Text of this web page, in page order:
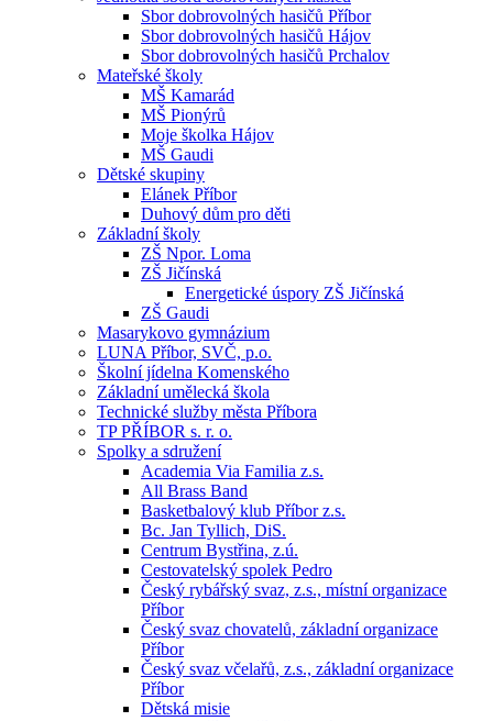
Sbor dobrovolných hasičů Příbor
Sbor dobrovolných hasičů Hájov
Sbor dobrovolných hasičů Prchalov
Mateřské školy
MŠ Kamarád
MŠ Pionýrů
Moje školka Hájov
MŠ Gaudi
Dětské skupiny
Elánek Příbor
Duhový dům pro děti
Základní školy
ZŠ Npor. Loma
ZŠ Jičínská
Energetické úspory ZŠ Jičínská
ZŠ Gaudi
Masarykovo gymnázium
LUNA Příbor, SVČ, p.o.
Školní jídelna Komenského
Základní umělecká škola
Technické služby města Příbora
TP PŘÍBOR s. r. o.
Spolky a sdružení
Academia Via Familia z.s.
All Brass Band
Basketbalový klub Příbor z.s.
Bc. Jan Tyllich, DiS.
Centrum Bystřina, z.ú.
Cestovatelský spolek Pedro
Český rybářský svaz, z.s., místní organizace
Příbor
Český svaz chovatelů, základní organizace
Příbor
Český svaz včelařů, z.s., základní organizace
Příbor
Dětská misie